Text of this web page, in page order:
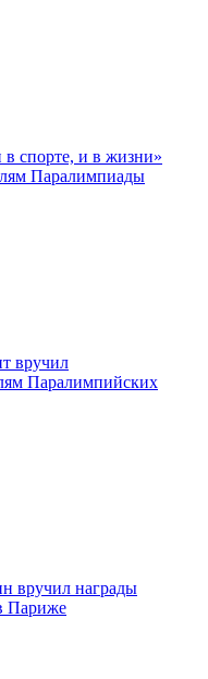
спорте, и в жизни»
Паралимпиады
вручил
Паралимпийских
вручил награды
Париже